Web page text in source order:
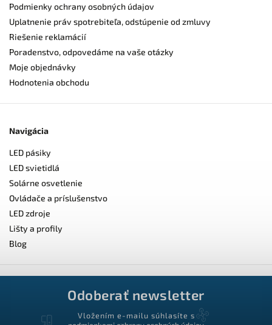
Podmienky ochrany osobných údajov
Uplatnenie práv spotrebiteľa, odstúpenie od zmluvy
Riešenie reklamácií
Poradenstvo, odpovedáme na vaše otázky
Moje objednávky
Hodnotenia obchodu
Navigácia
LED pásiky
LED svietidlá
Solárne osvetlenie
Ovládače a príslušenstvo
LED zdroje
Lišty a profily
Blog
Odoberať newsletter
Vložením e-mailu súhlasíte s